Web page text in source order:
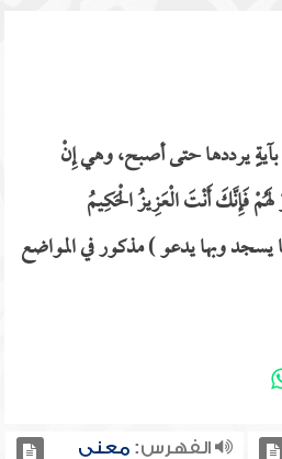
يرددها حتى أصبح، وهي إِنْ
فَإِنَّكَ أَنْتَ الْعَزِيزُ الْحَكِيمُ
وبها يسجد وبها يدعو ) مذكور في المواضع
الفهرس:معنى